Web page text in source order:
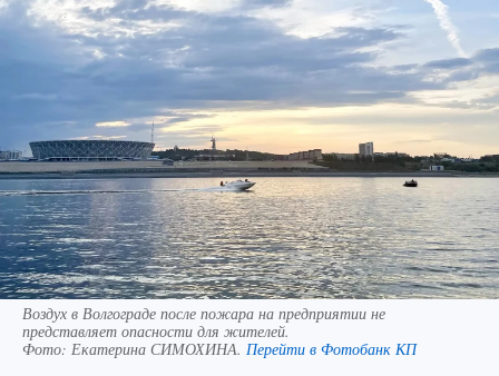
Воздух в Волгограде после пожара на предприятии не
представляет опасности для жителей.
Фото: Екатерина СИМОХИНА. Перейти в Фотобанк КП